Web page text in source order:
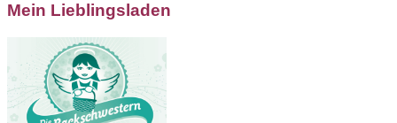
Mein Lieblingsladen